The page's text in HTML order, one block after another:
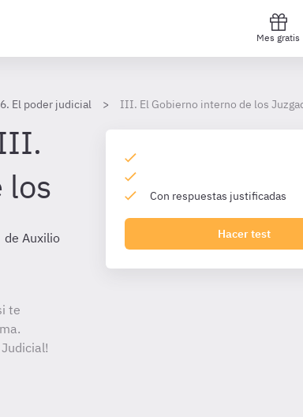
Mes gratis
El poder judicial III. El Gobierno interno de los
los
de Auxilio
te
Con respuestas justificadas
Hacer test